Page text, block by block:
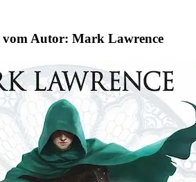
vom Autor: Mark Lawrence